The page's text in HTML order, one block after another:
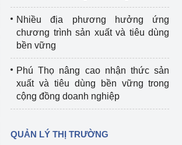
Nhiều địa phương hưởng ứng
chương trình sản xuất và tiêu dùng
bền vững
Phú Thọ nâng cao nhận thức sản
xuất và tiêu dùng bền vững trong
cộng đồng doanh nghiệp
QUẢN LÝ THỊ TRƯỜNG